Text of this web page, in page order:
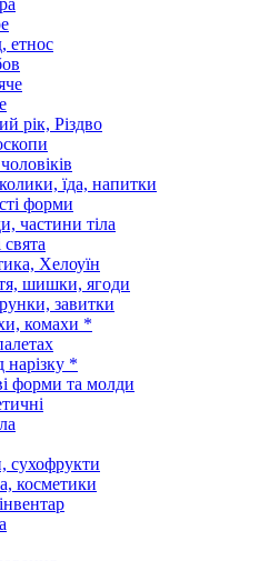
етнос
рік, Різдво
їда, напитки
форми
частини тіла
свята
Хелоуїн
шишки, ягоди
завитки
комахи *
*
форми та молди
сухофрукти
косметики